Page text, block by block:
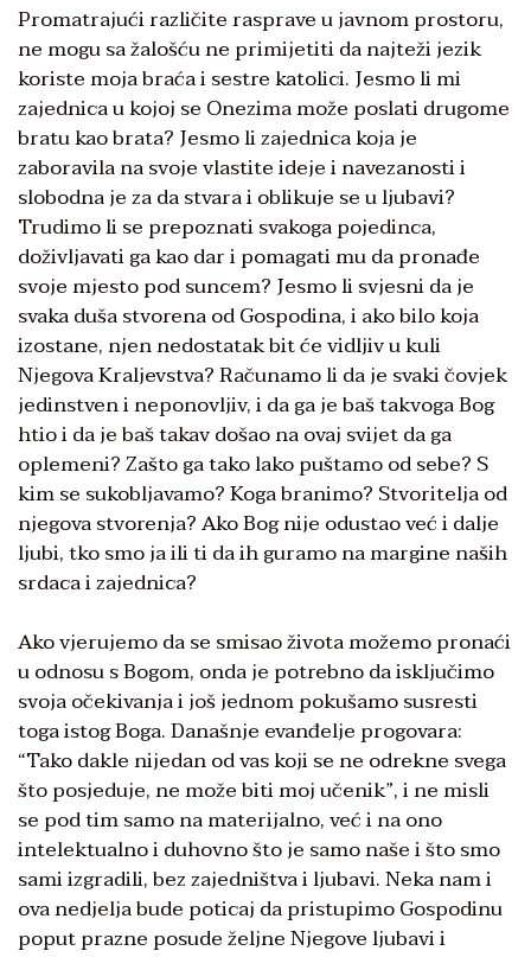
Promatrajući različite rasprave u javnom prostoru,
ne mogu sa žalošću ne primijetiti da najteži jezik
koriste moja braća i sestre katolici. Jesmo li mi
zajednica u kojoj se Onezima može poslati drugome
bratu kao brata? Jesmo li zajednica koja je
zaboravila na svoje vlastite ideje i navezanosti i
slobodna je za da stvara i oblikuje se u ljubavi?
Trudimo li se prepoznati svakoga pojedinca,
doživljavati ga kao dar i pomagati mu da pronađe
svoje mjesto pod suncem? Jesmo li svjesni da je
svaka duša stvorena od Gospodina, i ako bilo koja
izostane, njen nedostatak bit će vidljiv u kuli
Njegova Kraljevstva? Računamo li da je svaki čovjek
jedinstven i neponovljiv, i da ga je baš takvoga Bog
htio i da je baš takav došao na ovaj svijet da ga
oplemeni? Zašto ga tako lako puštamo od sebe? S
kim se sukobljavamo? Koga branimo? Stvoritelja od
njegova stvorenja? Ako Bog nije odustao već i dalje
ljubi, tko smo ja ili ti da ih guramo na margine naših
srdaca i zajednica?
Ako vjerujemo da se smisao života možemo pronaći
u odnosu s Bogom, onda je potrebno da isključimo
svoja očekivanja i još jednom pokušamo susresti
toga istog Boga. Današnje evanđelje progovara:
“Tako dakle nijedan od vas koji se ne odrekne svega
što posjeduje, ne može biti moj učenik”, i ne misli
se pod tim samo na materijalno, već i na ono
intelektualno i duhovno što je samo naše i što smo
sami izgradili, bez zajedništva i ljubavi. Neka nam i
ova nedjelja bude poticaj da pristupimo Gospodinu
poput prazne posude željne Njegove ljubavi i